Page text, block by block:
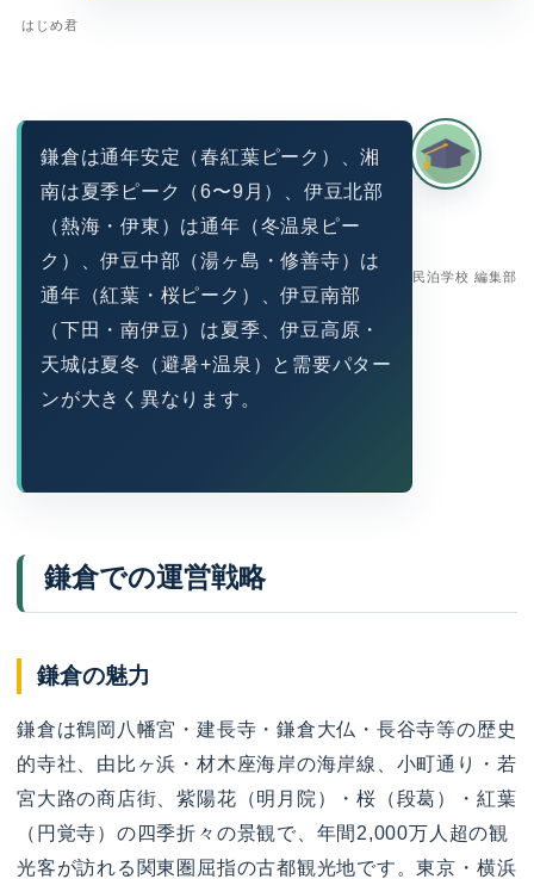
はじめ君
民泊学校 編集部
鎌倉は通年安定（春紅葉ピーク）、湘
南は夏季ピーク（6〜9月）、伊豆北部
（熱海・伊東）は通年（冬温泉ピー
ク）、伊豆中部（湯ヶ島・修善寺）は
通年（紅葉・桜ピーク）、伊豆南部
（下田・南伊豆）は夏季、伊豆高原・
天城は夏冬（避暑+温泉）と需要パター
ンが大きく異なります。
鎌倉での運営戦略
鎌倉の魅力
鎌倉は鶴岡八幡宮・建長寺・鎌倉大仏・長谷寺等の歴史
的寺社、由比ヶ浜・材木座海岸の海岸線、小町通り・若
宮大路の商店街、紫陽花（明月院）・桜（段葛）・紅葉
（円覚寺）の四季折々の景観で、年間2,000万人超の観
光客が訪れる関東圏屈指の古都観光地です。東京・横浜